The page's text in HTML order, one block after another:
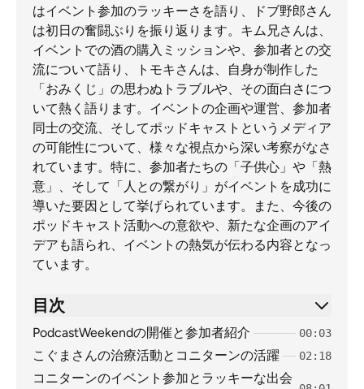
はイベント参加のラッキーさを語り、ドブ野郎さん
は初日の奮闘ぶりを振り返ります。キム兄さんは、
イベントでの酒の購入ミッションや、参加者との交
流について語り、トモキさんは、自身が制作した
「おみくじ」の思わぬトラブルや、その面白さにつ
いて熱く語ります。イベントの企画や運営、参加者
同士の交流、そしてポッドキャストというメディア
の可能性について、様々な視点から深い考察がなさ
れています。特に、参加者たちの「子供心」や「熱
意」、そして「人との繋がり」がイベントを成功に
導いた要因として挙げられています。また、今後の
ポッドキャスト活動への意欲や、新たな企画のアイ
デアも語られ、イベントの熱気が伝わる内容となっ
ています。
目次
PodcastWeekendの開催と参加者紹介 00:03
こぐまさんの治療活動とコニターンの活躍 02:18
コニターンのイベント参加とラッキーな出会